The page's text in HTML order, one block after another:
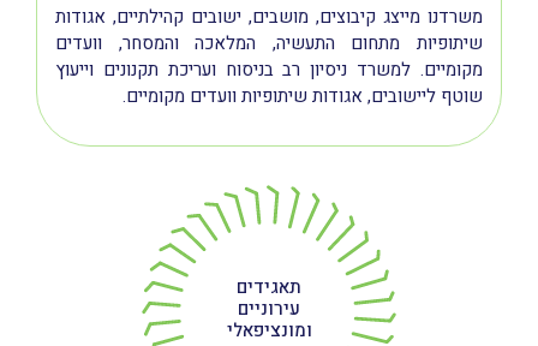
משרדנו מייצג קיבוצים, מושבים, ישובים קהילתיים, אגודות
שיתופיות מתחום התעשיה, המלאכה והמסחר, וועדים
מקומיים. למשרד ניסיון רב בניסוח ועריכת תקנונים וייעוץ
שוטף ליישובים, אגודות שיתופיות וועדים מקומיים.
תאגידים
עירוניים
ומונציפאלי